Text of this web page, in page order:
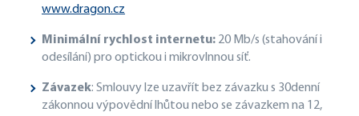
www.dragon.cz
Minimální rychlost internetu: 20 Mb/s (stahování i
odesílání) pro optickou i mikrovlnnou síť.
Závazek: Smlouvy lze uzavřít bez závazku s 30denní
zákonnou výpovědní lhůtou nebo se závazkem na 12,